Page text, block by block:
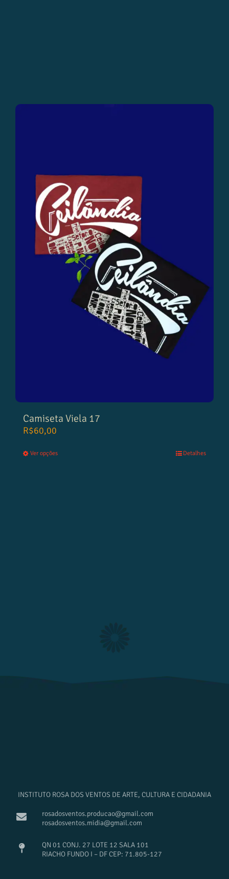
Camiseta Viela 17
R$60,00
Ver opções Detalhes
INSTITUTO ROSA DOS VENTOS DE ARTE, CULTURA E CIDADANIA
rosadosventos.producao@gmail.com
rosadosventos.midia@gmail.com
QN 01 CONJ. 27 LOTE 12 SALA 101
RIACHO FUNDO I – DF CEP: 71.805-127